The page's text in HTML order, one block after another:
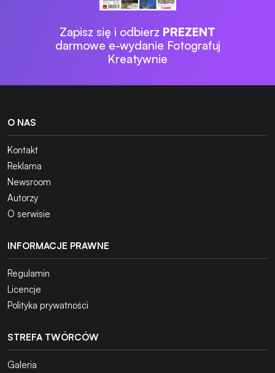
Zapisz się i odbierz PREZENT
darmowe e-wydanie Fotografuj
Kreatywnie
O NAS
Kontakt
Reklama
Newsroom
Autorzy
O serwisie
INFORMACJE PRAWNE
Regulamin
Licencje
Polityka prywatności
STREFA TWÓRCÓW
Galeria